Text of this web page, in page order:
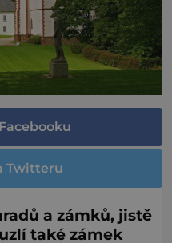
Twitteru
a zámků, jistě
také zámek